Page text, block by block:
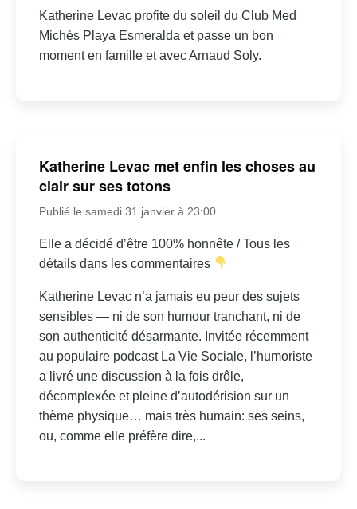
Katherine Levac profite du soleil du Club Med
Michès Playa Esmeralda et passe un bon
moment en famille et avec Arnaud Soly.
Katherine Levac met enfin les choses au
clair sur ses totons
Publié le samedi 31 janvier à 23:00
Elle a décidé d’être 100% honnête / Tous les
détails dans les commentaires
Katherine Levac n’a jamais eu peur des sujets
sensibles — ni de son humour tranchant, ni de
son authenticité désarmante. Invitée récemment
au populaire podcast La Vie Sociale, l’humoriste
a livré une discussion à la fois drôle,
décomplexée et pleine d’autodérision sur un
thème physique… mais très humain: ses seins,
ou, comme elle préfère dire,...